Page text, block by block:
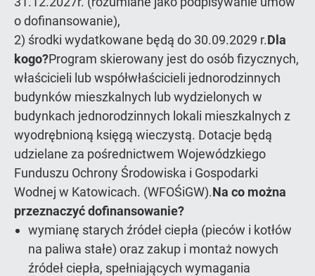
o dofinansowanie),
2) środki wydatkowane będą do 30.09.2029 r.Dla
kogo?Program skierowany jest do osób fizycznych,
właścicieli lub współwłaścicieli jednorodzinnych
budynków mieszkalnych lub wydzielonych w
budynkach jednorodzinnych lokali mieszkalnych z
wyodrębnioną księgą wieczystą. Dotacje będą
udzielane za pośrednictwem Wojewódzkiego
Funduszu Ochrony Środowiska i Gospodarki
Wodnej w Katowicach. (WFOŚiGW).Na co można
przeznaczyć dofinansowanie?
wymianę starych źródeł ciepła (pieców i kotłów
na paliwa stałe) oraz zakup i montaż nowych
źródeł ciepła, spełniających wymagania